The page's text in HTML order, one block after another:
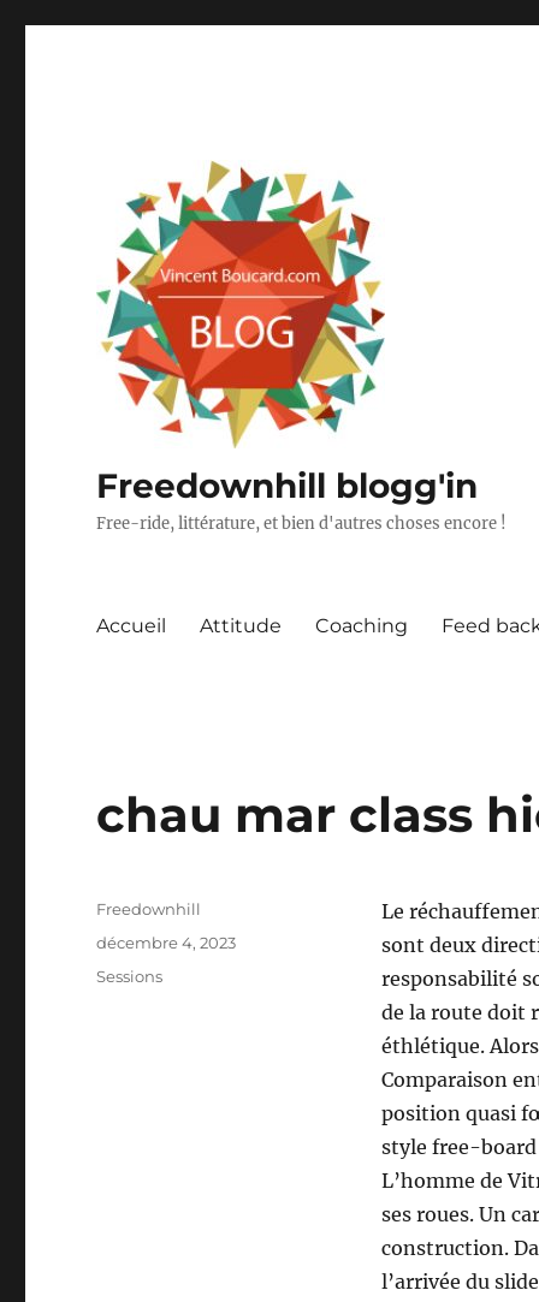
Freedownhill blogg'in
Free-ride, littérature, et bien d'autres choses encore !
Accueil Attitude Coaching Feed
chau mar class
Le
sont deux
responsabilité
de la route doit
éthlétique.
Comparaison
position quasi
style free-board
L’homme de
ses roues. Un
construction.
l’arrivée du
Auteur
Freedownhill
Publié
décembre 4, 2023
Catégories
Sessions